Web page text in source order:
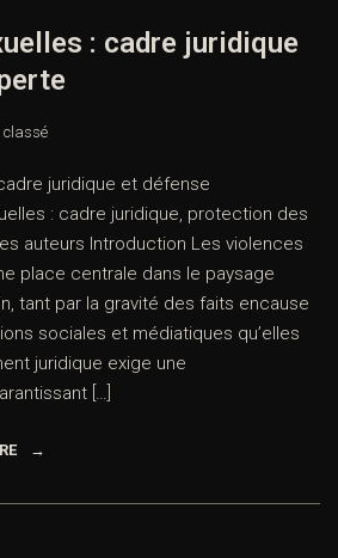
: cadre juridique
classé
juridique et défense
: cadre juridique, protection des
auteurs Introduction Les violences
place centrale dans le paysage
tant par la gravité des faits encause
sociales et médiatiques qu’elles
juridique exige une
[…]